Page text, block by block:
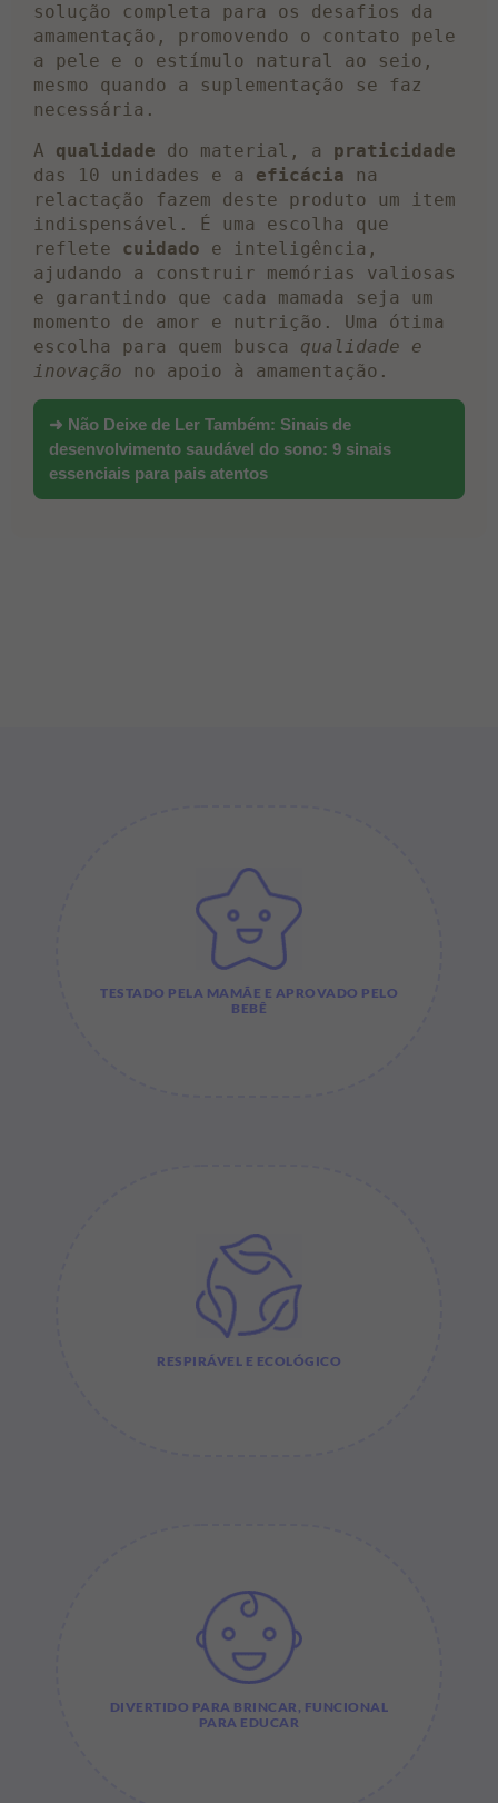
solução completa para os desafios da
amamentação, promovendo o contato pele
a pele e o estímulo natural ao seio,
mesmo quando a suplementação se faz
necessária.
A qualidade do material, a praticidade
das 10 unidades e a eficácia na
relactação fazem deste produto um item
indispensável. É uma escolha que
reflete cuidado e inteligência,
ajudando a construir memórias valiosas
e garantindo que cada mamada seja um
momento de amor e nutrição. Uma ótima
escolha para quem busca qualidade e
inovação no apoio à amamentação.
➜ Não Deixe de Ler Também: Sinais de
desenvolvimento saudável do sono: 9 sinais
essenciais para pais atentos
TESTADO PELA MAMÃE E APROVADO PELO
BEBÊ
RESPIRÁVEL E ECOLÓGICO
DIVERTIDO PARA BRINCAR, FUNCIONAL
PARA EDUCAR